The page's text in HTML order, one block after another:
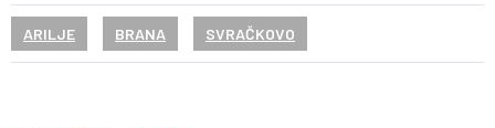
ARILJE BRANA SVRAČKOVO